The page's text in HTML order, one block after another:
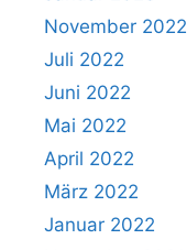
November 2022
Juli 2022
Juni 2022
Mai 2022
April 2022
März 2022
Januar 2022